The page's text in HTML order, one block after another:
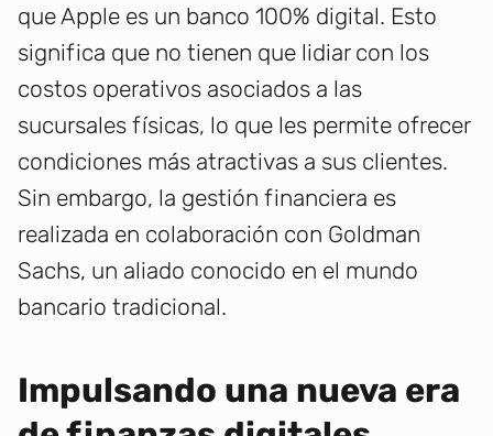
que Apple es un banco 100% digital. Esto
significa que no tienen que lidiar con los
costos operativos asociados a las
sucursales físicas, lo que les permite ofrecer
condiciones más atractivas a sus clientes.
Sin embargo, la gestión financiera es
realizada en colaboración con Goldman
Sachs, un aliado conocido en el mundo
bancario tradicional.
Impulsando una nueva era